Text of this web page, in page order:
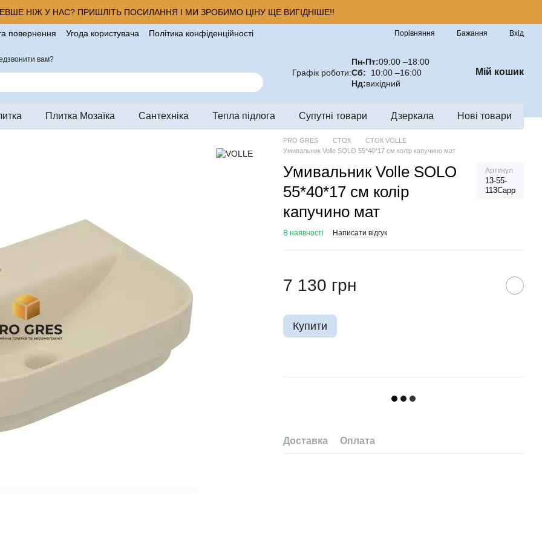
НІЖ У НАС? ПРИШЛІТЬ ПОСИЛАННЯ І МИ ЗРОБИМО ЦІНУ ЩЕ ВИГІДНІШЕ!!
повернення Угода користувача
Політика конфіденційності
Порівняння Бажання Вхід
вам?
Графік роботи:
Пн-Пт:09:00 –18:00
Сб: 10:00 –16:00
Нд:вихідний
Мій кошик
Плитка Мозаїка Сантехніка Тепла підлога Супутні товари Дзеркала Нові товари
PRO GRES СТОК
СТОК VOLLE
Умивальник Volle SOLO 55*40*17 см колір капучино мат
Умивальник Volle SOLO
55*40*17 см колір
капучино мат
Артикул
13-55-
113Capp
В наявності Написати відгук
7 130 грн
Купити
Доставка Оплата